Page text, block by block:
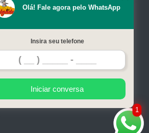
Missão
Serviços
Contato
Mapa do site
1
Olá! Fale agora pelo WhatsApp
Insira seu telefone
Iniciar conversa